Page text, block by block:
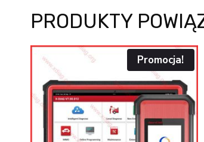
PRODUKTY
Promocja!